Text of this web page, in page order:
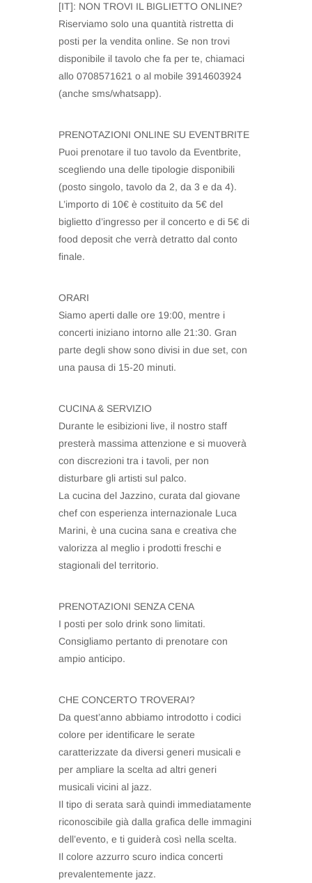
[IT]: NON TROVI IL BIGLIETTO ONLINE?
Riserviamo solo una quantità ristretta di
posti per la vendita online. Se non trovi
disponibile il tavolo che fa per te, chiamaci
allo 0708571621 o al mobile 3914603924
(anche sms/whatsapp).
PRENOTAZIONI ONLINE SU EVENTBRITE
Puoi prenotare il tuo tavolo da Eventbrite,
scegliendo una delle tipologie disponibili
(posto singolo, tavolo da 2, da 3 e da 4).
L’importo di 10€ è costituito da 5€ del
biglietto d’ingresso per il concerto e di 5€ di
food deposit che verrà detratto dal conto
finale.
ORARI
Siamo aperti dalle ore 19:00, mentre i
concerti iniziano intorno alle 21:30. Gran
parte degli show sono divisi in due set, con
una pausa di 15-20 minuti.
CUCINA & SERVIZIO
Durante le esibizioni live, il nostro staff
presterà massima attenzione e si muoverà
con discrezioni tra i tavoli, per non
disturbare gli artisti sul palco.
La cucina del Jazzino, curata dal giovane
chef con esperienza internazionale Luca
Marini, è una cucina sana e creativa che
valorizza al meglio i prodotti freschi e
stagionali del territorio.
PRENOTAZIONI SENZA CENA
I posti per solo drink sono limitati.
Consigliamo pertanto di prenotare con
ampio anticipo.
CHE CONCERTO TROVERAI?
Da quest’anno abbiamo introdotto i codici
colore per identificare le serate
caratterizzate da diversi generi musicali e
per ampliare la scelta ad altri generi
musicali vicini al jazz.
Il tipo di serata sarà quindi immediatamente
riconoscibile già dalla grafica delle immagini
dell’evento, e ti guiderà così nella scelta.
Il colore azzurro scuro indica concerti
prevalentemente jazz.